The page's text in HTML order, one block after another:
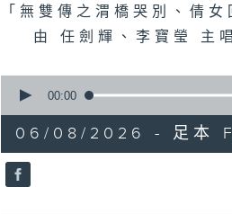
「無雙傳之渭橋哭別、
由 任劍輝、李寶瑩 主唱
seconds
hours,
47
minutes,
0
90%
00:00
06/08/2026 - 足本